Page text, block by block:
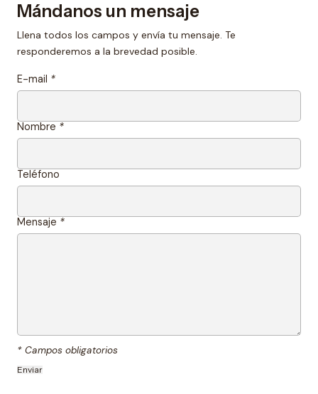
Mándanos un mensaje
Llena todos los campos y envía tu mensaje. Te
responderemos a la brevedad posible.
E-mail *
Nombre *
Teléfono
Mensaje *
* Campos obligatorios